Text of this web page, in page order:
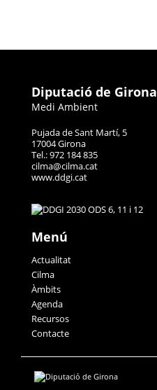
Diputació de Girona
Medi Ambient
Pujada de Sant Martí, 5
17004 Girona
Tel.: 972 184 835
cilma@cilma.cat
www.ddgi.cat
Menú
Actualitat
Cilma
Àmbits
Agenda
Recursos
Contacte